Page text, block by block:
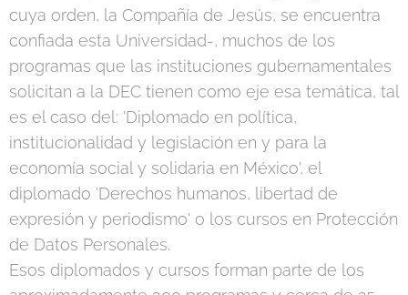
cuya orden, la Compañía de Jesús, se encuentra
confiada esta Universidad-, muchos de los
programas que las instituciones gubernamentales
solicitan a la DEC tienen como eje esa temática, tal
es el caso del: 'Diplomado en política,
institucionalidad y legislación en y para la
economía social y solidaria en México', el
diplomado 'Derechos humanos, libertad de
expresión y periodismo' o los cursos en Protección
de Datos Personales.
Esos diplomados y cursos forman parte de los